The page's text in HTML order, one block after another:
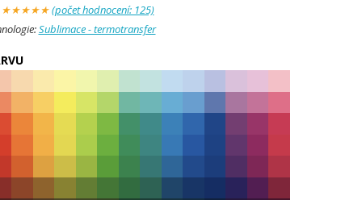
★★★★★(počet hodnocení: 125)
Sublimace - termotransfer